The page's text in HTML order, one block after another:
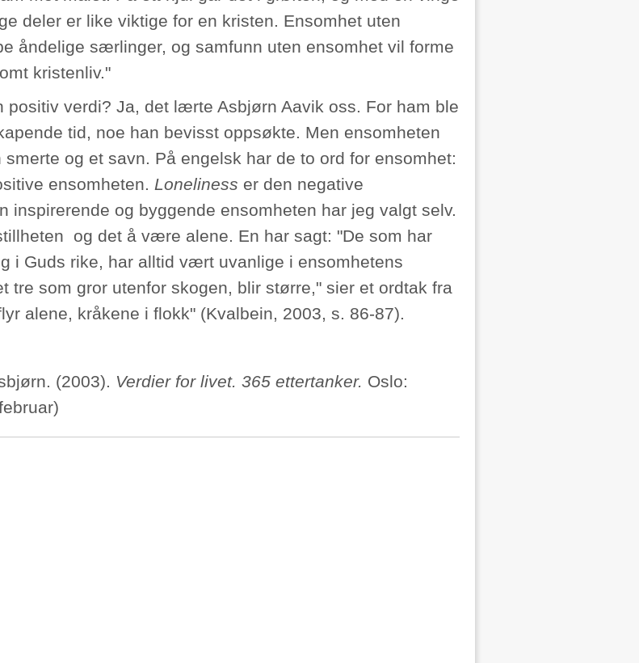
deler er like viktige for en kristen. Ensomhet uten
åndelige særlinger, og samfunn uten ensomhet vil forme
kristenliv."
positiv verdi? Ja, det lærte Asbjørn Aavik oss. For ham ble
tid, noe han bevisst oppsøkte. Men ensomheten
og et savn. På engelsk har de to ord for ensomhet:
ensomheten. Loneliness er den negative
inspirerende og byggende ensomheten har jeg valgt selv.
og det å være alene. En har sagt: "De som har
i Guds rike, har alltid vært uvanlige i ensomhetens
tre som gror utenfor skogen, blir større," sier et ordtak fra
alene, kråkene i flokk" (Kvalbein, 2003, s. 86-87).
(2003). Verdier for livet. 365 ettertanker. Oslo: